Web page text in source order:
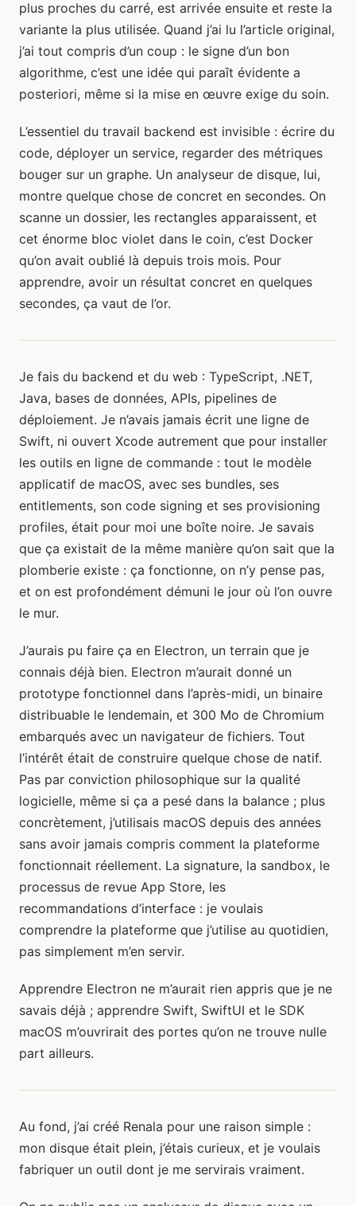
plus proches du carré, est arrivée ensuite et reste la
variante la plus utilisée. Quand j’ai lu l’article original,
j’ai tout compris d’un coup : le signe d’un bon
algorithme, c’est une idée qui paraît évidente a
posteriori, même si la mise en œuvre exige du soin.
L’essentiel du travail backend est invisible : écrire du
code, déployer un service, regarder des métriques
bouger sur un graphe. Un analyseur de disque, lui,
montre quelque chose de concret en secondes. On
scanne un dossier, les rectangles apparaissent, et
cet énorme bloc violet dans le coin, c’est Docker
qu’on avait oublié là depuis trois mois. Pour
apprendre, avoir un résultat concret en quelques
secondes, ça vaut de l’or.
Je fais du backend et du web : TypeScript, .NET,
Java, bases de données, APIs, pipelines de
déploiement. Je n’avais jamais écrit une ligne de
Swift, ni ouvert Xcode autrement que pour installer
les outils en ligne de commande : tout le modèle
applicatif de macOS, avec ses bundles, ses
entitlements, son code signing et ses provisioning
profiles, était pour moi une boîte noire. Je savais
que ça existait de la même manière qu’on sait que la
plomberie existe : ça fonctionne, on n’y pense pas,
et on est profondément démuni le jour où l’on ouvre
le mur.
J’aurais pu faire ça en Electron, un terrain que je
connais déjà bien. Electron m’aurait donné un
prototype fonctionnel dans l’après-midi, un binaire
distribuable le lendemain, et 300 Mo de Chromium
embarqués avec un navigateur de fichiers. Tout
l’intérêt était de construire quelque chose de natif.
Pas par conviction philosophique sur la qualité
logicielle, même si ça a pesé dans la balance ; plus
concrètement, j’utilisais macOS depuis des années
sans avoir jamais compris comment la plateforme
fonctionnait réellement. La signature, la sandbox, le
processus de revue App Store, les
recommandations d’interface : je voulais
comprendre la plateforme que j’utilise au quotidien,
pas simplement m’en servir.
Apprendre Electron ne m’aurait rien appris que je ne
savais déjà ; apprendre Swift, SwiftUI et le SDK
macOS m’ouvrirait des portes qu’on ne trouve nulle
part ailleurs.
Au fond, j’ai créé Renala pour une raison simple :
mon disque était plein, j’étais curieux, et je voulais
fabriquer un outil dont je me servirais vraiment.